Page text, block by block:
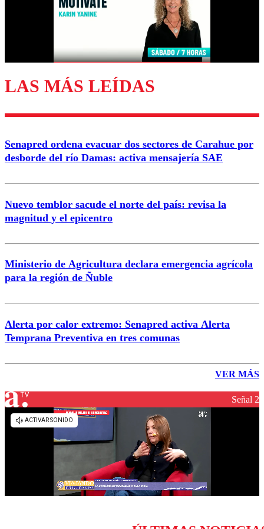
LAS MÁS LEÍDAS
Senapred ordena evacuar dos sectores de Carahue por
desborde del río Damas: activa mensajería SAE
Nuevo temblor sacude el norte del país: revisa la
magnitud y el epicentro
Ministerio de Agricultura declara emergencia agrícola
para la región de Ñuble
Alerta por calor extremo: Senapred activa Alerta
Temprana Preventiva en tres comunas
VER MÁS
Señal 2